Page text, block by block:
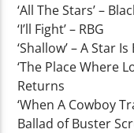
‘All The Stars’ –
‘I’ll Fight’ – RBG
‘Shallow’ – A Star
‘The Place Where
Returns
‘When A Cowboy
Ballad of Buster